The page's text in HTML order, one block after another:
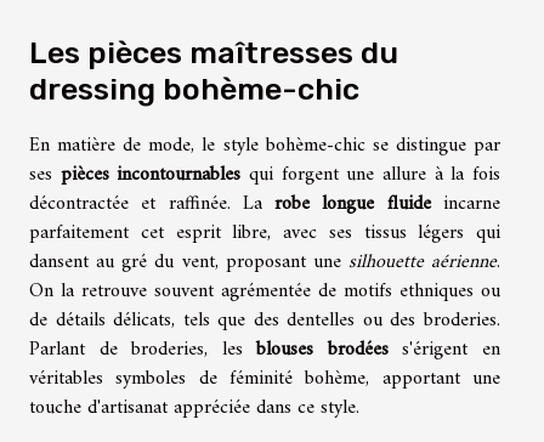
Les pièces maîtresses du
dressing bohème-chic
En matière de mode, le style bohème-chic se distingue par
ses pièces incontournables qui forgent une allure à la fois
décontractée et raffinée. Larobe longue fluideincarne
parfaitement cet esprit libre, avec ses tissus légers qui
dansent au gré du vent, proposant une silhouette aérienne.
On la retrouve souvent agrémentée de motifs ethniques ou
de détails délicats, tels que des dentelles ou des broderies.
Parlant de broderies, lesblouses brodéess'érigent en
véritables symboles de féminité bohème, apportant une
touche d'artisanat appréciée dans ce style.